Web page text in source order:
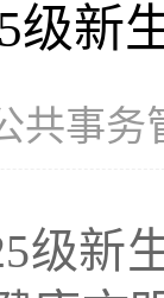
级新
共事务
级新